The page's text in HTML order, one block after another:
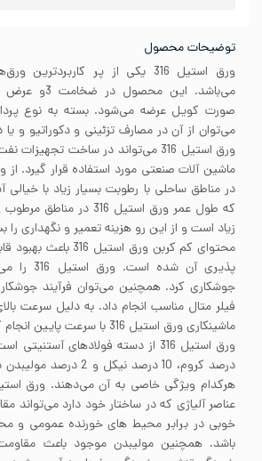
توضیحات محصول
ورق استیل 316 یکی از پر
صورت کویل عرضه می‌شود. بسته به نوع
می‌توان از آن در مصارف تزئینی و دکوراتیو و
ورق استیل 316 می‌تواند در ساخت
در مناطق ساحلی با رطوبت بسیار زیاد با خیالی
که طول عمر ورق استیل 316
زیاد است و از این رو هزینه تعمیر و نگهداری
محتوای کم کربن ورق
پذیری آن
جوشکاری کرد. همچنین می‌توان فرآیند
فیلر متال مناسب انجام داد. به دلیل سرعت
ماشینکاری ورق استیل 316 با سرعت پایین انجام گیرد.
درصد کروم، 10 درصد نیکل
عناصر آلیاژی که در ساختار خود دارد می‌تواند
خوبی در برابر محیط های خورنده عمومی و
باشد. همچنین مولیبدن موجود باعث